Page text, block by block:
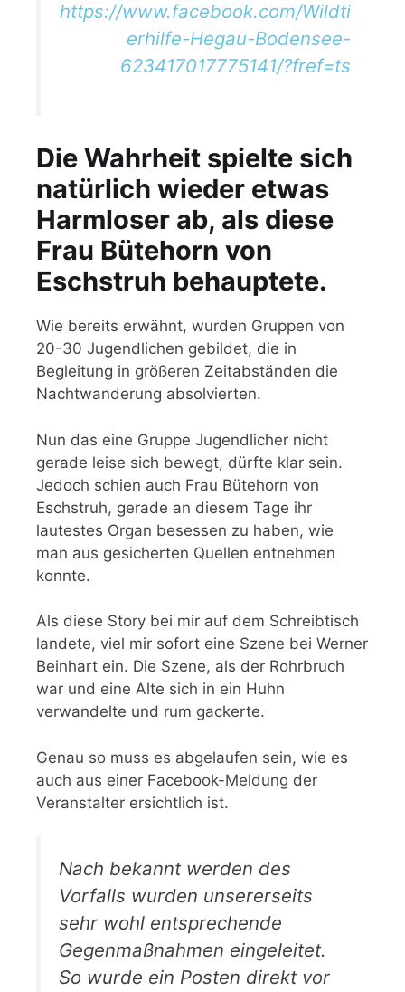
https://www.facebook.com/Wildti
erhilfe-Hegau-Bodensee-
623417017775141/?fref=ts
Die Wahrheit spielte sich
natürlich wieder etwas
Harmloser ab, als diese
Frau Bütehorn von
Eschstruh behauptete.
Wie bereits erwähnt, wurden Gruppen von
20-30 Jugendlichen gebildet, die in
Begleitung in größeren Zeitabständen die
Nachtwanderung absolvierten.
Nun das eine Gruppe Jugendlicher nicht
gerade leise sich bewegt, dürfte klar sein.
Jedoch schien auch Frau Bütehorn von
Eschstruh, gerade an diesem Tage ihr
lautestes Organ besessen zu haben, wie
man aus gesicherten Quellen entnehmen
konnte.
Als diese Story bei mir auf dem Schreibtisch
landete, viel mir sofort eine Szene bei Werner
Beinhart ein. Die Szene, als der Rohrbruch
war und eine Alte sich in ein Huhn
verwandelte und rum gackerte.
Genau so muss es abgelaufen sein, wie es
auch aus einer Facebook-Meldung der
Veranstalter ersichtlich ist.
Nach bekannt werden des
Vorfalls wurden unsererseits
sehr wohl entsprechende
Gegenmaßnahmen eingeleitet.
So wurde ein Posten direkt vor